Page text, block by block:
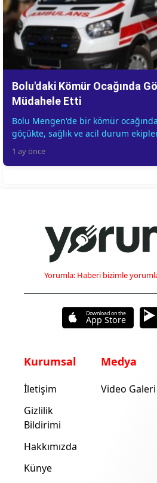
Bolu'daki Kömür Ocağında
Müdahele Etti
Bolu Mengen'de bir kömür
göçükte, sağlık ve acil durum
1 ay önce
Yorumla: Haberi bizimle
Download on the
App Store
Kurumsal
İletişim
Gizlilik
Bildirimi
Hakkımızda
Künye
Medya
Video Galeri